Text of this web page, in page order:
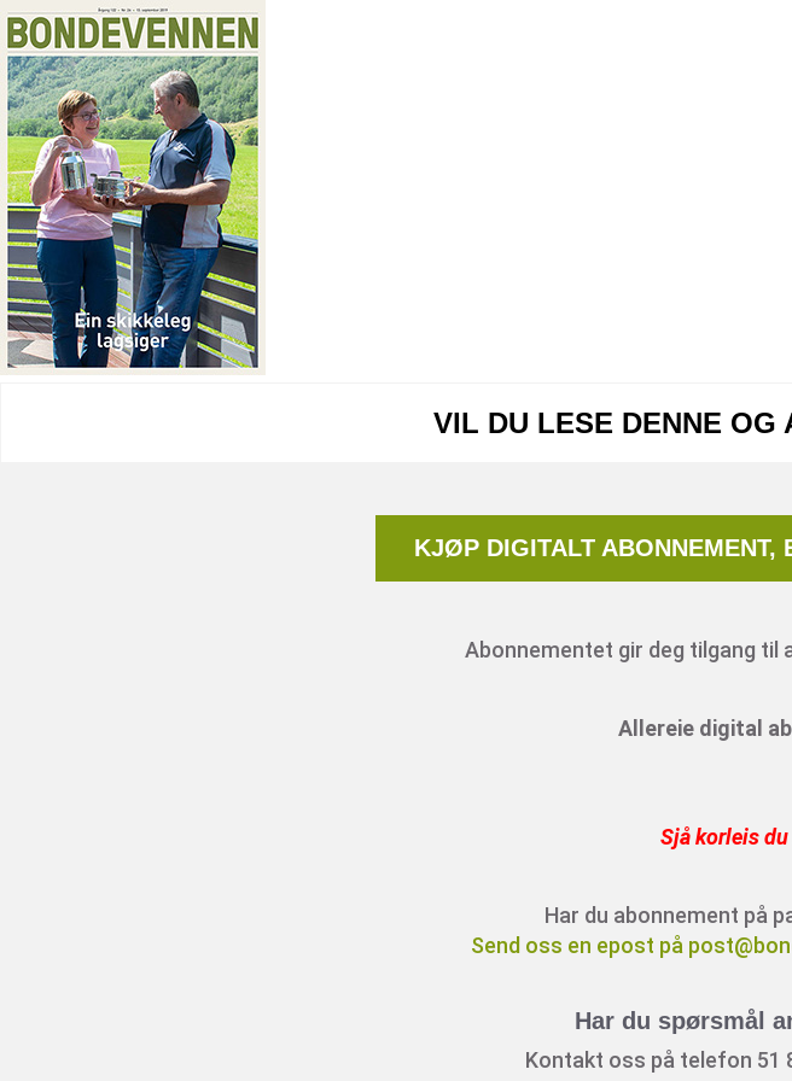
VIL DU LESE DENNE OG
KJØP DIGITALT ABONNEMENT,
Abonnementet gir deg tilgang til
Allereie digital
Sjå korleis
Har du abonnement på
Send oss en epost på
Har du spørsmål
Kontakt oss på telefon 51